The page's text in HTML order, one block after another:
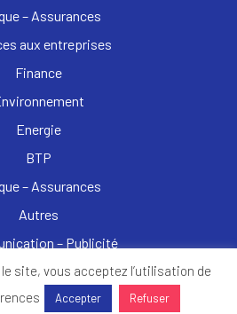
– Assurances
aux entreprises
Finance
Energie
BTP
– Assurances
Autres
– Publicité
– E-commerce
– Formation
site, vous acceptez l’utilisation de
Accepter Refuser